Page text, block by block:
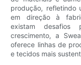
produção, refletindo
em direção à
existam desafios
crescimento, a
oferece linhas de
e tecidos mais